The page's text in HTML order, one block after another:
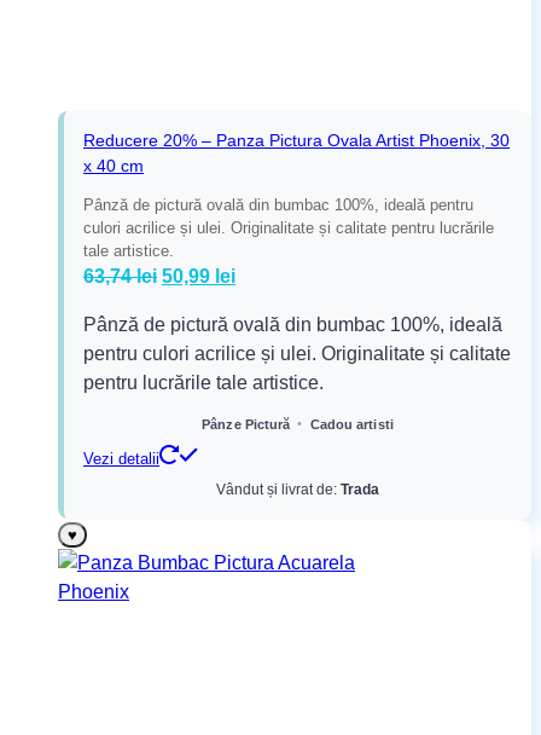
Reducere 20% – Panza Pictura Ovala Artist Phoenix, 30
x 40 cm
Pânză de pictură ovală din bumbac 100%, ideală pentru
culori acrilice și ulei. Originalitate și calitate pentru lucrările
tale artistice.
63,74lei Prețul
a
fost:
63,74 lei.
50,99 leiPrețul
este:
50,99 lei.
Pânză de pictură ovală din bumbac 100%, ideală
pentru culori acrilice și ulei. Originalitate și calitate
pentru lucrările tale artistice.
Pânze Pictură • Cadou artisti
Vezi detalii
Vândut și livrat de: Trada
♥